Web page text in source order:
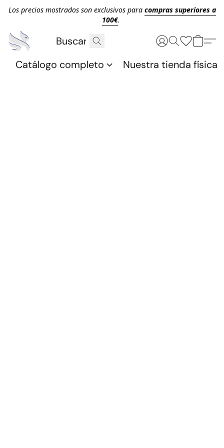
Los precios mostrados son exclusivos para compras superiores a
100€.
Catálogo completo Nuestra tienda física